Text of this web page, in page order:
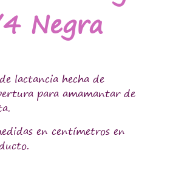
Negra
lactancia hecha de
para amamantar de
en centímetros en